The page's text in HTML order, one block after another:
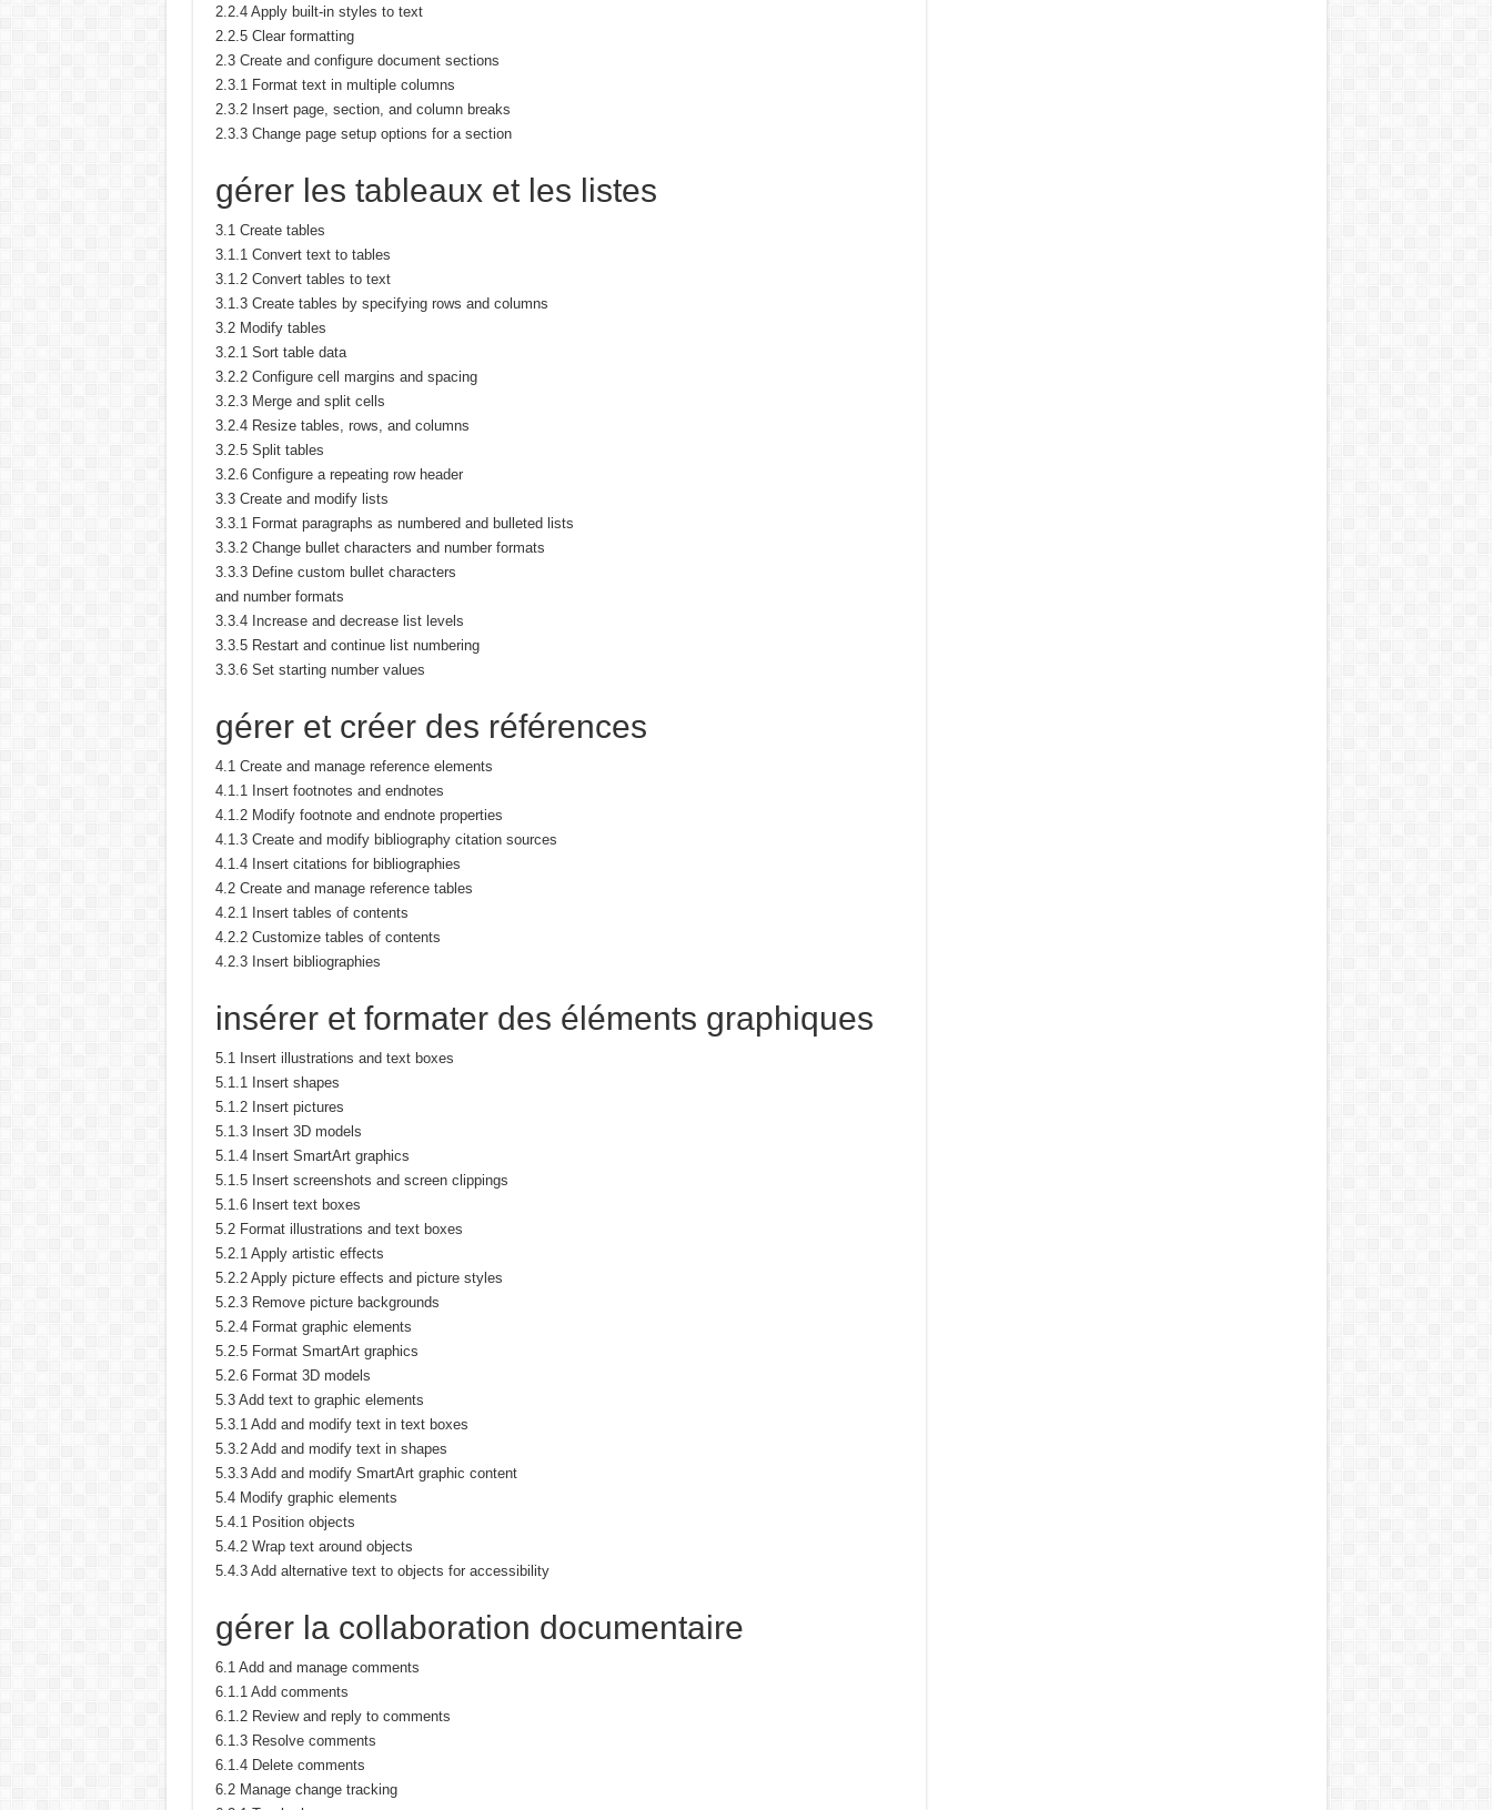
2.2.4 Apply built-in styles to text
2.2.5 Clear formatting
2.3 Create and configure document sections
2.3.1 Format text in multiple columns
2.3.2 Insert page, section, and column breaks
2.3.3 Change page setup options for a section
gérer les tableaux et les listes
3.1 Create tables
3.1.1 Convert text to tables
3.1.2 Convert tables to text
3.1.3 Create tables by specifying rows and columns
3.2 Modify tables
3.2.1 Sort table data
3.2.2 Configure cell margins and spacing
3.2.3 Merge and split cells
3.2.4 Resize tables, rows, and columns
3.2.5 Split tables
3.2.6 Configure a repeating row header
3.3 Create and modify lists
3.3.1 Format paragraphs as numbered and bulleted lists
3.3.2 Change bullet characters and number formats
3.3.3 Define custom bullet characters
and number formats
3.3.4 Increase and decrease list levels
3.3.5 Restart and continue list numbering
3.3.6 Set starting number values
gérer et créer des références
4.1 Create and manage reference elements
4.1.1 Insert footnotes and endnotes
4.1.2 Modify footnote and endnote properties
4.1.3 Create and modify bibliography citation sources
4.1.4 Insert citations for bibliographies
4.2 Create and manage reference tables
4.2.1 Insert tables of contents
4.2.2 Customize tables of contents
4.2.3 Insert bibliographies
insérer et formater des éléments graphiques
5.1 Insert illustrations and text boxes
5.1.1 Insert shapes
5.1.2 Insert pictures
5.1.3 Insert 3D models
5.1.4 Insert SmartArt graphics
5.1.5 Insert screenshots and screen clippings
5.1.6 Insert text boxes
5.2 Format illustrations and text boxes
5.2.1 Apply artistic effects
5.2.2 Apply picture effects and picture styles
5.2.3 Remove picture backgrounds
5.2.4 Format graphic elements
5.2.5 Format SmartArt graphics
5.2.6 Format 3D models
5.3 Add text to graphic elements
5.3.1 Add and modify text in text boxes
5.3.2 Add and modify text in shapes
5.3.3 Add and modify SmartArt graphic content
5.4 Modify graphic elements
5.4.1 Position objects
5.4.2 Wrap text around objects
5.4.3 Add alternative text to objects for accessibility
gérer la collaboration documentaire
6.1 Add and manage comments
6.1.1 Add comments
6.1.2 Review and reply to comments
6.1.3 Resolve comments
6.1.4 Delete comments
6.2 Manage change tracking